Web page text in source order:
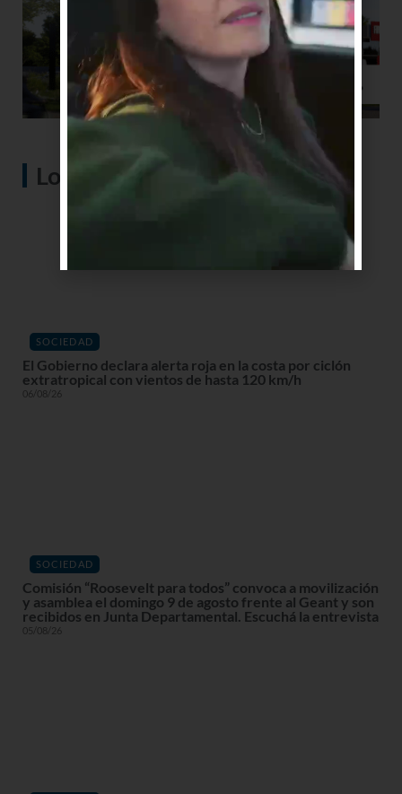
Lo más visto
SOCIEDAD
El Gobierno declara alerta roja en la costa por ciclón
extratropical con vientos de hasta 120 km/h
06/08/26
SOCIEDAD
Comisión “Roosevelt para todos” convoca a movilización
y asamblea el domingo 9 de agosto frente al Geant y son
recibidos en Junta Departamental. Escuchá la entrevista
05/08/26